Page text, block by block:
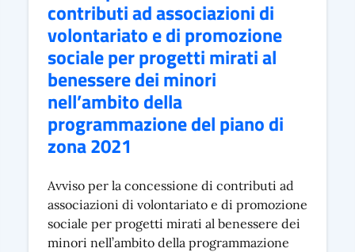
contributi ad associazioni di
volontariato e di promozione
sociale per progetti mirati al
benessere dei minori
nell’ambito della
programmazione del piano di
zona 2021
Avviso per la concessione di contributi ad
associazioni di volontariato e di promozione
sociale per progetti mirati al benessere dei
minori nell’ambito della programmazione